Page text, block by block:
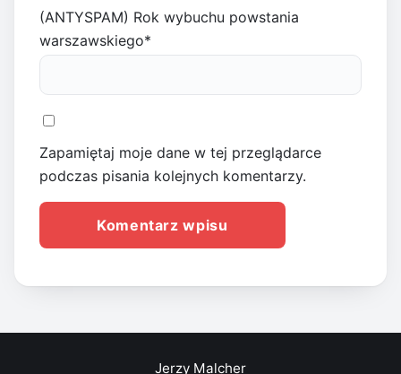
(ANTYSPAM) Rok wybuchu powstania
warszawskiego*
Zapamiętaj moje dane w tej przeglądarce
podczas pisania kolejnych komentarzy.
Jerzy Malcher